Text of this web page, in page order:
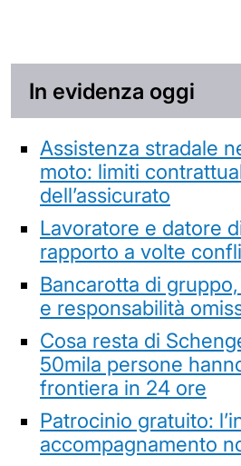
In evidenza oggi
Assistenza stradale
moto: limiti
dell’assicurato
Lavoratore e datore
rapporto a volte
Bancarotta di
e responsabilità
Cosa resta di
50mila persone
frontiera in 24 ore
Patrocinio gratuito:
accompagnamento